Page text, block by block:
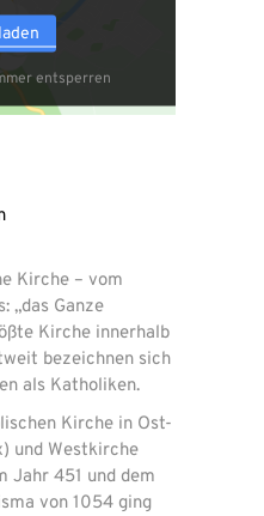
entsperren
Kirche – vom
„das Ganze
Kirche innerhalb
bezeichnen sich
als Katholiken.
Kirche in Ost-
und Westkirche
Jahr 451 und dem
von 1054 ging